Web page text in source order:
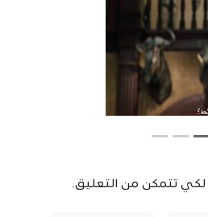
لكي تتمكن من التعليق.